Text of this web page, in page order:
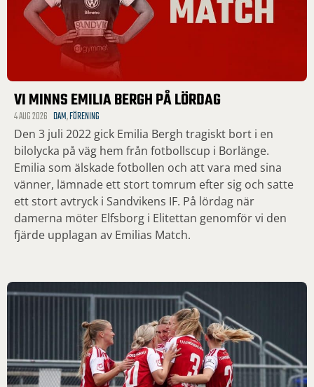
VI MINNS EMILIA BERGH PÅ LÖRDAG
4 AUG 2026 DAM,FÖRENING
Den 3 juli 2022 gick Emilia Bergh tragiskt bort i en
bilolycka på väg hem från fotbollscup i Borlänge.
Emilia som älskade fotbollen och att vara med sina
vänner, lämnade ett stort tomrum efter sig och satte
ett stort avtryck i Sandvikens IF. På lördag när
damerna möter Elfsborg i Elitettan genomför vi den
fjärde upplagan av Emilias Match.